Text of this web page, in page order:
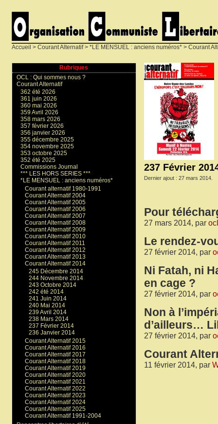
Accueil > Courant Alternatif> *LE MENSUEL : anciens numéros* > Courant
237 Février
Dernier ajout : 27 mars 2014.
Pour
27 mars 2014, par
Le rendez-
27 février 2014, par
Ni Fatah, ni
en cage ?
27 février 2014, par
Non à
d’ailleurs…
27 février 2014, par
Courant
11 février 2014, par
Rubriques
OCL : Qui sommes nous ?
Courant Alternatif
362 été 2026
361 juin 2026
360 mai 2026
359 Avril 2026
358 mars 2026
357 février 2026
356 janvier 2026
355 décembre 2025
354 novembre 2025
353 octobre 2025
352 été 2025
Commissions Journal
*** LES HORS SERIES ***
*LE MENSUEL : anciens numéros*
Courant alternatif 1980-1991
Courant Alternatif 2004
Courant Alternatif 2005
Courant Alternatif 2006
Courant Alternatif 2007
Courant Alternatif 2008
Courant Alternatif 2009
Courant Alternatif 2010
Courant Alternatif 2011
Courant Alternatif 2012
Courant Alternatif 2013
Courant Alternatif 2014
245 Décembre 2014
244 Novembre 2014
243 Octobre 2014
242 été 2014
241 Juin 2014
240 Mai 2014
239 Avril 2014
238 Mars 2014
237 Février 2014
236 Janvier 2014
Courant Alternatif 2015
Courant Alternatif 2016
Courant Alternatif 2017
Courant Alternatif 2018
Courant Alternatif 2019
Courant Alternatif 2020
Courant Alternatif 2021
Courant Alternatif 2022
Courant Alternatif 2023
Courant Alternatif 2024
Courant Alternatif 2025
Courant Alternatif 1991-2004